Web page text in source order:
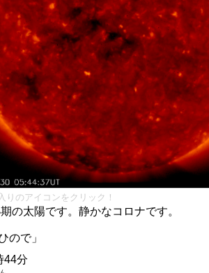
りのアイコンをクリック！
の太陽です。静かなコロナです。
ので」
44分